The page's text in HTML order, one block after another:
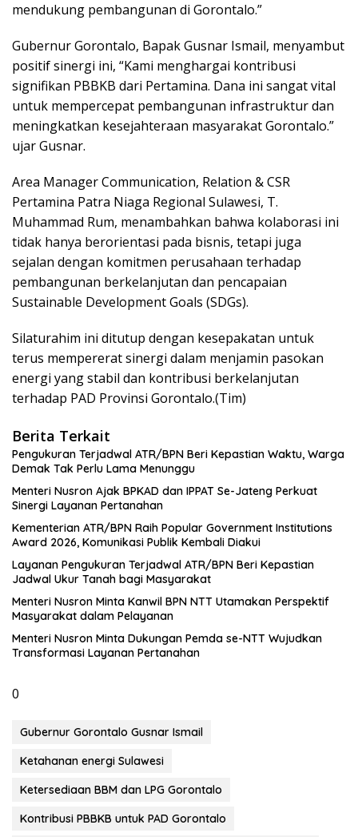
mendukung pembangunan di Gorontalo.”
Gubernur Gorontalo, Bapak Gusnar Ismail, menyambut
positif sinergi ini, “Kami menghargai kontribusi
signifikan PBBKB dari Pertamina. Dana ini sangat vital
untuk mempercepat pembangunan infrastruktur dan
meningkatkan kesejahteraan masyarakat Gorontalo.”
ujar Gusnar.
Area Manager Communication, Relation & CSR
Pertamina Patra Niaga Regional Sulawesi, T.
Muhammad Rum, menambahkan bahwa kolaborasi ini
tidak hanya berorientasi pada bisnis, tetapi juga
sejalan dengan komitmen perusahaan terhadap
pembangunan berkelanjutan dan pencapaian
Sustainable Development Goals (SDGs).
Silaturahim ini ditutup dengan kesepakatan untuk
terus mempererat sinergi dalam menjamin pasokan
energi yang stabil dan kontribusi berkelanjutan
terhadap PAD Provinsi Gorontalo.(Tim)
Berita Terkait
Pengukuran Terjadwal ATR/BPN Beri Kepastian Waktu, Warga
Demak Tak Perlu Lama Menunggu
Menteri Nusron Ajak BPKAD dan IPPAT Se-Jateng Perkuat
Sinergi Layanan Pertanahan
Kementerian ATR/BPN Raih Popular Government Institutions
Award 2026, Komunikasi Publik Kembali Diakui
Layanan Pengukuran Terjadwal ATR/BPN Beri Kepastian
Jadwal Ukur Tanah bagi Masyarakat
Menteri Nusron Minta Kanwil BPN NTT Utamakan Perspektif
Masyarakat dalam Pelayanan
Menteri Nusron Minta Dukungan Pemda se-NTT Wujudkan
Transformasi Layanan Pertanahan
0
Gubernur Gorontalo Gusnar Ismail
Ketahanan energi Sulawesi
Ketersediaan BBM dan LPG Gorontalo
Kontribusi PBBKB untuk PAD Gorontalo